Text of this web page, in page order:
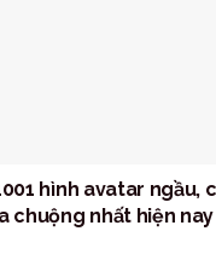
hình avatar ngầu,
chuộng nhất hiện nay